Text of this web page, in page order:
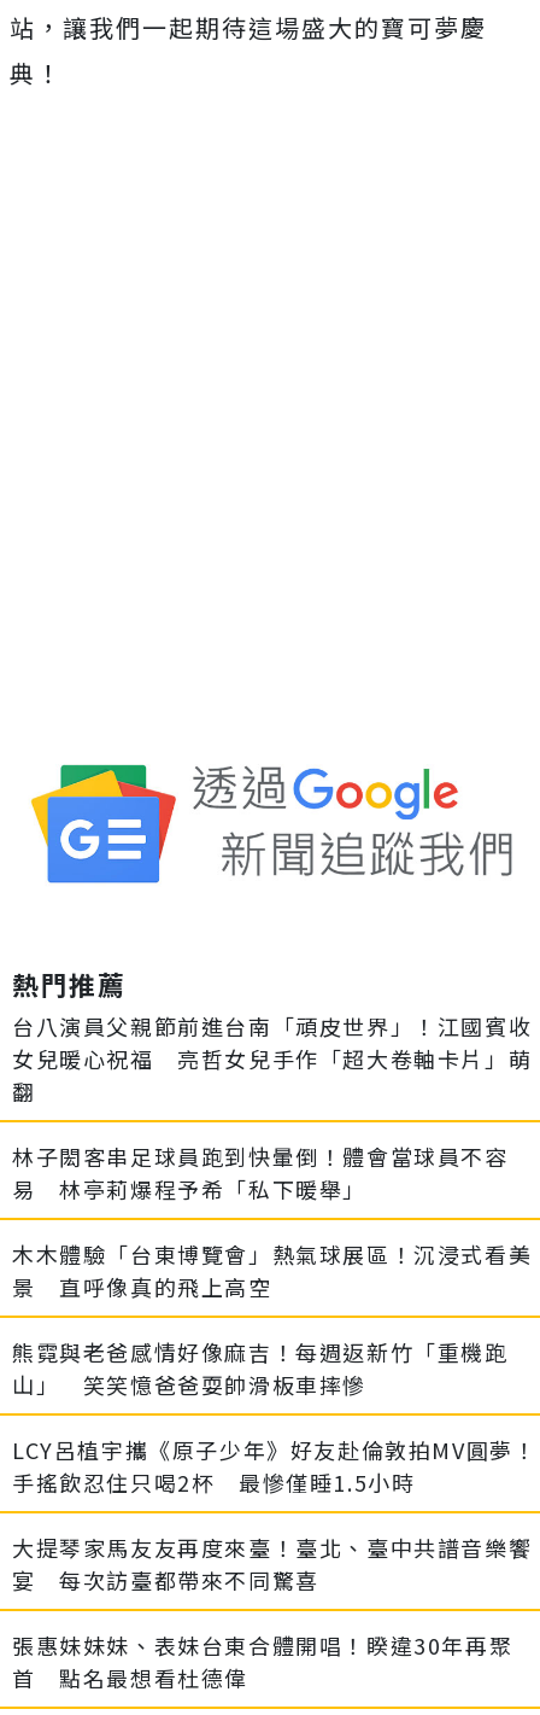
站，讓我們一起期待這場盛大的寶可夢慶
典！
熱門推薦
台八演員父親節前進台南「頑皮世界」！江國賓收
女兒暖心祝福 亮哲女兒手作「超大卷軸卡片」萌
翻
林子閎客串足球員跑到快暈倒！體會當球員不容
易 林亭莉爆程予希「私下暖舉」
木木體驗「台東博覽會」熱氣球展區！沉浸式看美
景 直呼像真的飛上高空
熊霓與老爸感情好像麻吉！每週返新竹「重機跑
山」 笑笑憶爸爸耍帥滑板車摔慘
LCY呂植宇攜《原子少年》好友赴倫敦拍MV圓夢！
手搖飲忍住只喝2杯 最慘僅睡1.5小時
大提琴家馬友友再度來臺！臺北、臺中共譜音樂饗
宴 每次訪臺都帶來不同驚喜
張惠妹妹妹、表妹台東合體開唱！睽違30年再聚
首 點名最想看杜德偉